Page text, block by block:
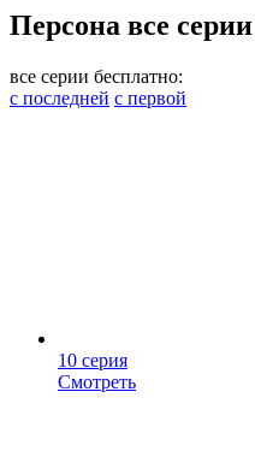
Персона все
все серии бесплатно:
с последней с первой
10 серия
Смотреть